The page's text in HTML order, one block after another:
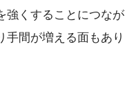
強くすることにつな
手間が増える面もあ